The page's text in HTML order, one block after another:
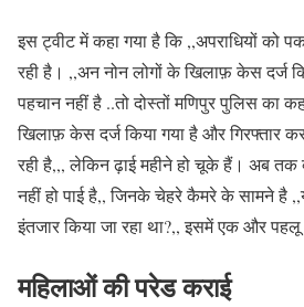
इस ट्वीट में कहा गया है कि ,,अपराधियों को
रही है। ,,अन नोन लोगों के खिलाफ़ केस दर्ज
पहचान नहीं है ..तो दोस्तों मणिपुर पुलिस का
खिलाफ़ केस दर्ज किया गया है और गिरफ्तार
रही है,,, लेकिन ढ़ाई महीने हो चूके हैं। अब तक
नहीं हो पाई है,, जिनके चेहरे कैमरे के सामने है
इंतजार किया जा रहा था?,, इसमें एक और
महिलाओं की परेड कराई